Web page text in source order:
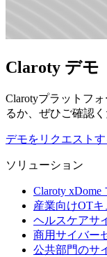
Claroty デモ
Clarotyプラットフ
るか、ぜひご確認く
デモをリクエストす
ソリューション
Claroty
産業向けOTキ
ヘルスケアサ
商用サイバー
公共部門のサ